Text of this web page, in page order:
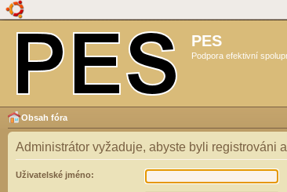
PES
Podpora efektivní
Obsah fóra
Administrátor vyžaduje, abyste byli registrováni
Uživatelské jméno: